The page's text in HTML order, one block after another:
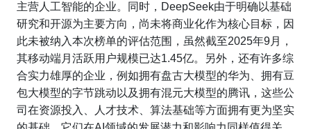
主营人工智能的企业。同时，DeepSeek由于明确以基础
研究和开源为主要方向，尚未将商业化作为核心目标，因
此未被纳入本次榜单的评估范围，虽然截至2025年9月，
其移动端月活跃用户规模已达1.45亿。另外，还有许多综
合实力雄厚的企业，例如拥有盘古大模型的华为、拥有豆
包大模型的字节跳动以及拥有混元大模型的腾讯，这些公
司在资源投入、人才技术、算法基础等方面拥有更为坚实